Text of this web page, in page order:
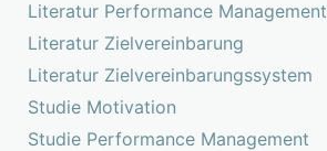
Literatur Performance Management
Literatur Zielvereinbarung
Literatur Zielvereinbarungssystem
Studie Motivation
Studie Performance Management